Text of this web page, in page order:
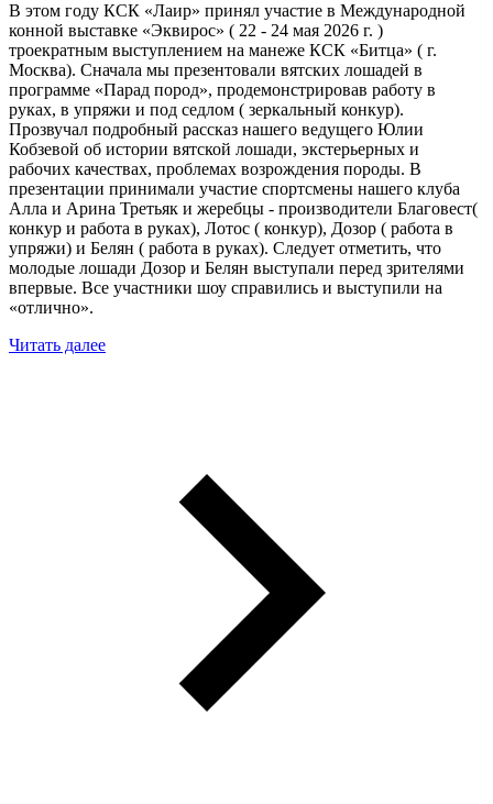
В этом году КСК «Лаир» принял участие в Международной
конной выставке «Эквирос» ( 22 - 24 мая 2026 г. )
троекратным выступлением на манеже КСК «Битца» ( г.
Москва). Сначала мы презентовали вятских лошадей в
программе «Парад пород», продемонстрировав работу в
руках, в упряжи и под седлом ( зеркальный конкур).
Прозвучал подробный рассказ нашего ведущего Юлии
Кобзевой об истории вятской лошади, экстерьерных и
рабочих качествах, проблемах возрождения породы. В
презентации принимали участие спортсмены нашего клуба
Алла и Арина Третьяк и жеребцы - производители Благовест(
конкур и работа в руках), Лотос ( конкур), Дозор ( работа в
упряжи) и Белян ( работа в руках). Следует отметить, что
молодые лошади Дозор и Белян выступали перед зрителями
впервые. Все участники шоу справились и выступили на
«отлично».
Читать далее